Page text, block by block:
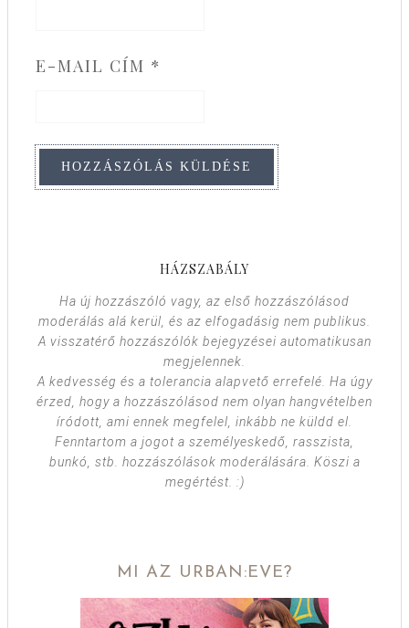
E-MAIL CÍM *
HÁZSZABÁLY
Ha új hozzászóló vagy, az első hozzászólásod
moderálás alá kerül, és az elfogadásig nem publikus.
A visszatérő hozzászólók bejegyzései automatikusan
megjelennek.
A kedvesség és a tolerancia alapvető errefelé. Ha úgy
érzed, hogy a hozzászólásod nem olyan hangvételben
íródott, ami ennek megfelel, inkább ne küldd el.
Fenntartom a jogot a személyeskedő, rasszista,
bunkó, stb. hozzászólások moderálására. Köszi a
megértést. :)
MI AZ URBAN:EVE?